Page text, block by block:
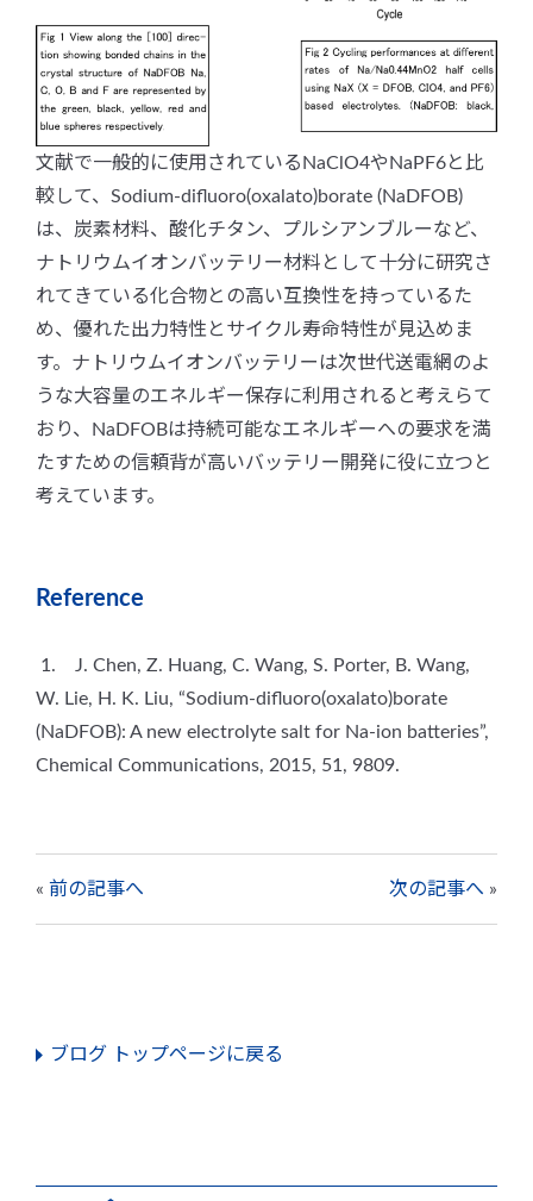
文献で一般的に使用されているNaClO4やNaPF6と比
較して、Sodium-difluoro(oxalato)borate (NaDFOB)
は、炭素材料、酸化チタン、プルシアンブルーなど、
ナトリウムイオンバッテリー材料として十分に研究さ
れてきている化合物との高い互換性を持っているた
め、優れた出力特性とサイクル寿命特性が見込めま
す。ナトリウムイオンバッテリーは次世代送電網のよ
うな大容量のエネルギー保存に利用されると考えらて
おり、NaDFOBは持続可能なエネルギーへの要求を満
たすための信頼背が高いバッテリー開発に役に立つと
考えています。
Reference
1. J. Chen, Z. Huang, C. Wang, S. Porter, B. Wang,
W. Lie, H. K. Liu, “Sodium-difluoro(oxalato)borate
(NaDFOB): A new electrolyte salt for Na-ion batteries”,
Chemical Communications, 2015, 51, 9809.
« 前の記事へ 次の記事へ »
ブログ トップページに戻る